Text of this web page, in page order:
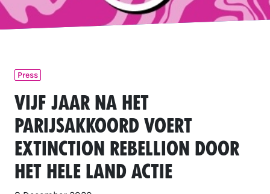
Press
Vijf jaar na het
Parijsakkoord voert
Extinction Rebellion door
het hele land actie